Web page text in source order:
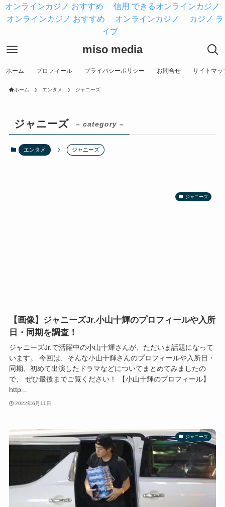
オンラインカジノ おすすめ
信用 できるオンラインカジノ
オンラインカジノ おすすめ
オンラインカジノ
カジノ ラ
イブ
miso media
ホーム プロフィール プライバシーポリシー お問合せ サイトマッ
ホーム エンタメ ジャニーズ
ジャニーズ – category –
エンタメ ジャニーズ
ジャニーズ
【画像】ジャニーズJr.小山十輝のプロフィールや入所
日・同期を調査！
ジャニーズJr.で活躍中の小山十輝さんが、ただいま話題になって
います。 今回は、そんな小山十輝さんのプロフィールや入所日・
同期、初めて出演したドラマなどについてまとめてみましたの
で、 ぜひ最後までご覧ください！ 【小山十輝のプロフィール】
http...
2022年6月11日
ジャニーズ